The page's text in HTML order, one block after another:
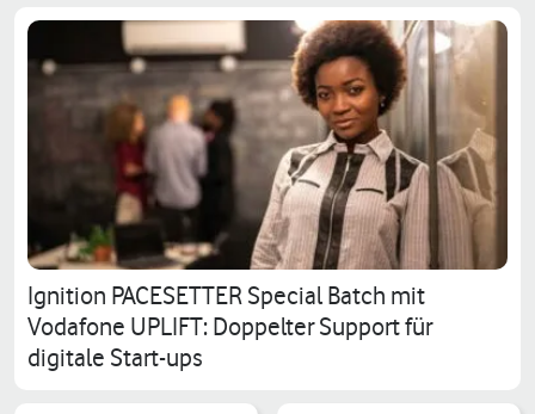
Ignition PACESETTER Special Batch mit
Vodafone UPLIFT: Doppelter Support für
digitale Start-ups